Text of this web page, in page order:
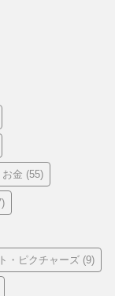
お金 (55)
・ピクチャーズ (9)